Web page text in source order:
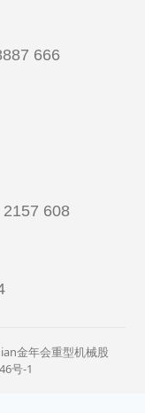
666
608
金年会重型机械股
号-1